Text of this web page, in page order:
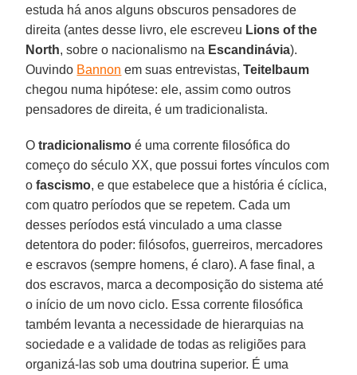
estuda há anos alguns obscuros pensadores de
direita (antes desse livro, ele escreveu Lions of the
North, sobre o nacionalismo na Escandinávia).
Ouvindo Bannon em suas entrevistas,Teitelbaum
chegou numa hipótese: ele, assim como outros
pensadores de direita, é um tradicionalista.
Otradicionalismo é uma corrente filosófica do
começo do século XX, que possui fortes vínculos com
ofascismo, e que estabelece que a história é cíclica,
com quatro períodos que se repetem. Cada um
desses períodos está vinculado a uma classe
detentora do poder: filósofos, guerreiros, mercadores
e escravos (sempre homens, é claro). A fase final, a
dos escravos, marca a decomposição do sistema até
o início de um novo ciclo. Essa corrente filosófica
também levanta a necessidade de hierarquias na
sociedade e a validade de todas as religiões para
organizá-las sob uma doutrina superior. É uma